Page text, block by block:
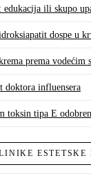
ili skupo
dospe u
prema vodećim
doktora influensera
toksin tipa E
ESTETSKE